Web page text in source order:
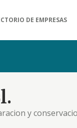
DE EMPRESAS
y